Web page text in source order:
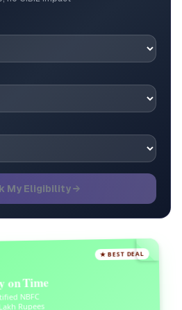
My Eligibility →
★ BEST DEAL
on Time
NBFC
Rupees